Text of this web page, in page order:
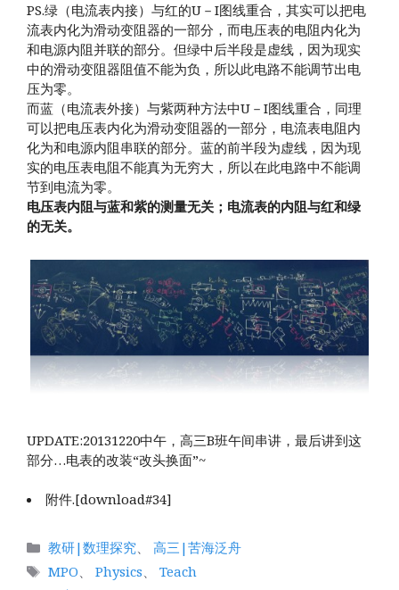
PS.绿（电流表内接）与红的U－I图线重合，其实可以把电
流表内化为滑动变阻器的一部分，而电压表的电阻内化为
和电源内阻并联的部分。但绿中后半段是虚线，因为现实
中的滑动变阻器阻值不能为负，所以此电路不能调节出电
压为零。
而蓝（电流表外接）与紫两种方法中U－I图线重合，同理
可以把电压表内化为滑动变阻器的一部分，电流表电阻内
化为和电源内阻串联的部分。蓝的前半段为虚线，因为现
实的电压表电阻不能真为无穷大，所以在此电路中不能调
节到电流为零。
电压表内阻与蓝和紫的测量无关；电流表的内阻与红和绿
的无关。
UPDATE:20131220中午，高三B班午间串讲，最后讲到这
部分…电表的改装“改头换面”~
附件.[download#34]
分
类
教研|数理探究、 高三|苦海泛舟
标
MPO、 Physics、 Teach